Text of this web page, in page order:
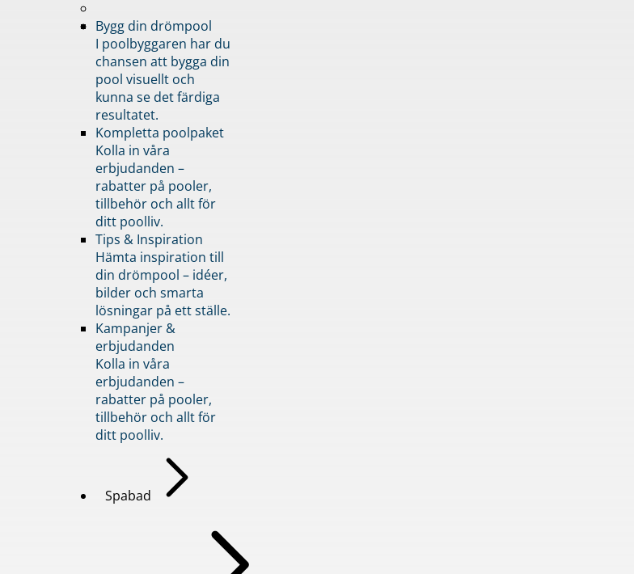
Bygg din drömpool
I poolbyggaren har du
chansen att bygga din
pool visuellt och
kunna se det färdiga
resultatet.
Kompletta poolpaket
Kolla in våra
erbjudanden –
rabatter på pooler,
tillbehör och allt för
ditt poolliv.
Tips & Inspiration
Hämta inspiration till
din drömpool – idéer,
bilder och smarta
lösningar på ett ställe.
Kampanjer &
erbjudanden
Kolla in våra
erbjudanden –
rabatter på pooler,
tillbehör och allt för
ditt poolliv.
Spabad